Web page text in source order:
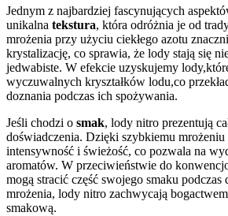
Jednym z ​najbardziej fascynujących
unikalna tekstura, która odróżnia‍ je od
mrożenia przy użyciu ciekłego azotu
krystalizację, co​ sprawia, że lody ​stają się‌
jedwabiste. W efekcie uzyskujemy
wyczuwalnych kryształków lodu,co
doznania podczas ich spożywania.
Jeśli chodzi o smak, lody nitro prezentują
doświadczenia. Dzięki⁣ szybkiemu ⁣mrożeniu
intensywność i świeżość, co⁤ pozwala ‌na
aromatów. W przeciwieństwie do
mogą stracić część swojego smaku podczas
mrożenia, lody nitro ⁢zachwycają bogactwem
smakową.